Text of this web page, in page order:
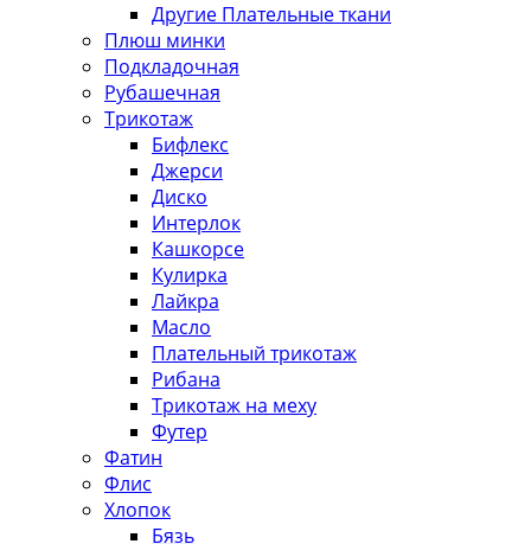
Другие Плательные ткани
Плюш минки
Подкладочная
Рубашечная
Трикотаж
Бифлекс
Джерси
Диско
Интерлок
Кашкорсе
Кулирка
Лайкра
Масло
Плательный трикотаж
Рибана
Трикотаж на меху
Футер
Фатин
Флис
Хлопок
Бязь